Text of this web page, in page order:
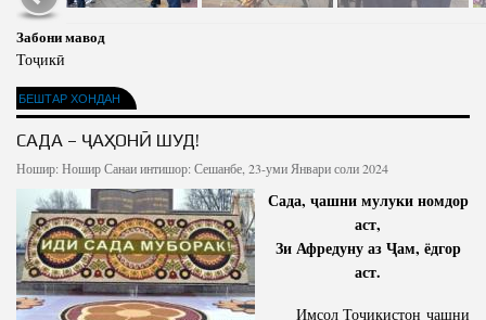
Забони мавод
Тоҷикӣ
БЕШТАР ХОНДАН
САДА – ҶАҲОНӢ ШУД!
Ношир:НоширСанаи интишор: Сешанбе, 23-уми Январи соли 2024
Сада, ҷашни мулуки номдор
аст,
Зи Афредуну аз Ҷам, ёдгор
аст.
Имсол Тоҷикистон ҷашни